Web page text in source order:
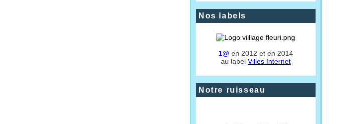
Nos labels
1@ en 2012 et en 2014
au label Villes Internet
Notre ruisseau